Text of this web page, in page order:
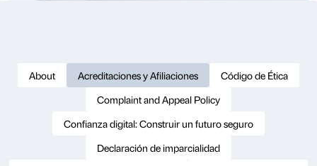
About Acreditaciones y Afiliaciones
Código de Ética
Complaint and Appeal Policy
Confianza digital: Construir un futuro seguro
Declaración de imparcialidad